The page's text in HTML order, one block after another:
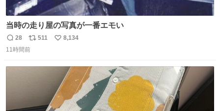
当時の走り屋の写真が一番エモい
返
信
28
リ
ポ
511
い
8,134
11時間前